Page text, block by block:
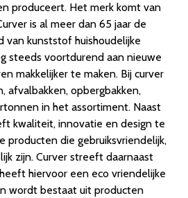
produceert. Het merk komt van
is al meer dan 65 jaar de
van kunststof huishoudelijke
steeds voortdurend aan nieuwe
makkelijker te maken. Bij curver
afvalbakken, opbergbakken,
in het assortiment. Naast
kwaliteit, innovatie en design te
producten die gebruiksvriendelijk,
zijn. Curver streeft daarnaast
hiervoor een eco vriendelijke
wordt bestaat uit producten